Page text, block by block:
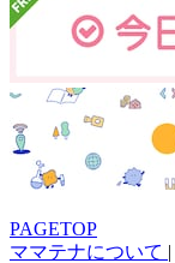
PAGETOP
ママテナについて |